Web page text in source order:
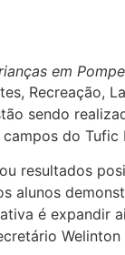
em
Recreação,
sendo
do
alunos
é expandir
Welinton